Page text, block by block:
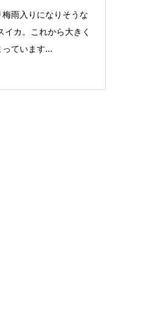
雨入りになりそうな
カ。これから大きく
ています...